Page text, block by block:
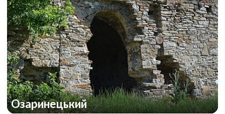
Озаринецький